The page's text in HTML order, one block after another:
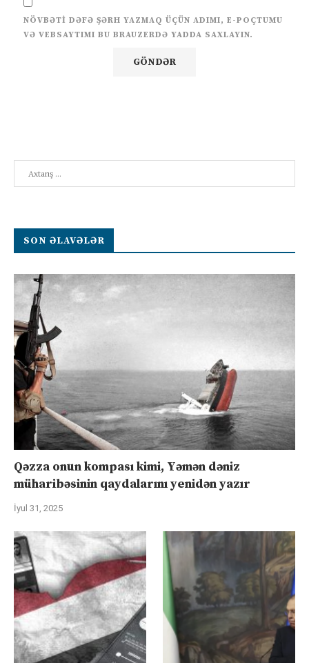
NÖVBƏTI DƏFƏ ŞƏRH YAZMAQ ÜÇÜN ADIMI, E-POÇTUMU
VƏ VEBSAYTIMI BU BRAUZERDƏ YADDA SAXLAYIN.
SON ƏLAVƏLƏR
Qəzza onun kompası kimi, Yəmən dəniz
müharibəsinin qaydalarını yenidən yazır
İyul 31, 2025